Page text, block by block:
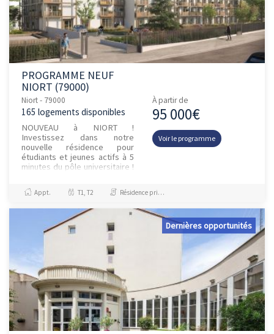
PROGRAMME NEUF
NIORT (79000)
Niort - 79000
165 logements disponibles
NOUVEAU à NIORT !
Investissez dans notre
nouvelle résidence pour
étudiants et jeunes actifs à 5
minutes du pôle universitaire !
locative jusqu'à 6,92 % et de
notre...
À partir de
95 000€
Voir le programme
Appt. T1, T2 Résidence principale / PTZ
Dernières opportunités